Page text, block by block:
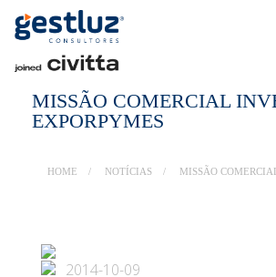
MISSÃO COMERCIAL
EXPORPYMES
HOME NOTÍCIAS MISSÃO
2014-10-09